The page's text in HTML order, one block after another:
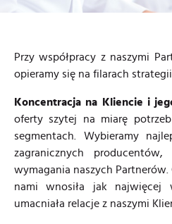
dla Detalu
Nasze marki
Przy współpracy z naszymi
opieramy się na filarach
Koncentracja na Kliencie i
oferty szytej na miarę
segmentach. Wybieramy
zagranicznych
wymagania naszych Partnerów.
nami wnosiła jak najwięcej
umacniała relacje z naszymi